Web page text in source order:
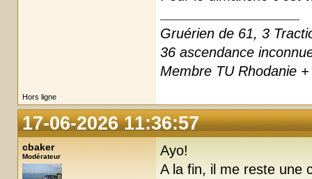
Gruérien de 61, 3
36 ascendance
Membre TU Rhodanie
Hors ligne
17-06-2026 11:36:57
cbaker
Modérateur
Ayo!
A la fin, il me reste une